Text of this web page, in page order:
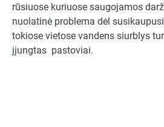
rūsiuose kuriuose saugojamos
nuolatinė problema dėl
tokiose vietose vandens siurblys
įjungtas pastoviai.